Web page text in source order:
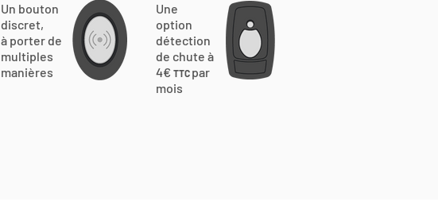
Un bouton
discret,
à porter de
multiples
manières
Une
option
détection
de chute à
4€ TTC par
mois